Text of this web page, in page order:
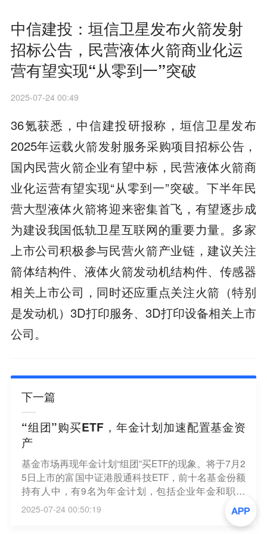
中信建投：垣信卫星发布火箭发射
招标公告，民营液体火箭商业化运
营有望实现“从零到一”突破
2025-07-24 00:49
36氪获悉，中信建投研报称，垣信卫星发布
2025年运载火箭发射服务采购项目招标公告，
国内民营火箭企业有望中标，民营液体火箭商
业化运营有望实现“从零到一”突破。下半年民
营大型液体火箭将迎来密集首飞，有望逐步成
为建设我国低轨卫星互联网的重要力量。多家
上市公司积极参与民营火箭产业链，建议关注
箭体结构件、液体火箭发动机结构件、传感器
相关上市公司，同时还应重点关注火箭（特别
是发动机）3D打印服务、3D打印设备相关上市
公司。
下一篇
“组团”购买ETF，年金计划加速配置基金资
产
基金市场再现年金计划“组团”买ETF的现象。将于7月2
5日上市的富国中证港股通科技ETF，前十名基金份额
持有人中，有9名为年金计划，包括企业年金和职业
年金等。年金计划是近两年ETF持有人中逐渐显露的
新身影。数据显示，截至目前，年金投资者持有上市
2025-07-24 00:50:19